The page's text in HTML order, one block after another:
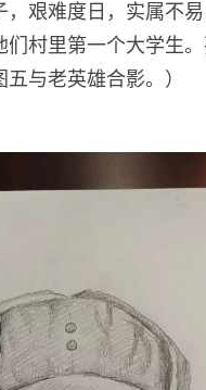
艰难度日，实属不
们村里第一个大学生
与老英雄合影。）